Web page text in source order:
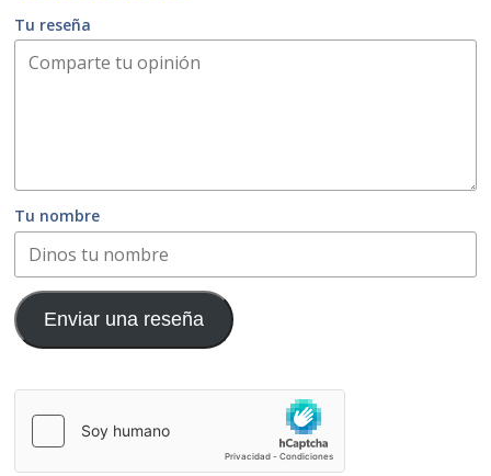
Tu reseña
Tu nombre
Enviar una reseña